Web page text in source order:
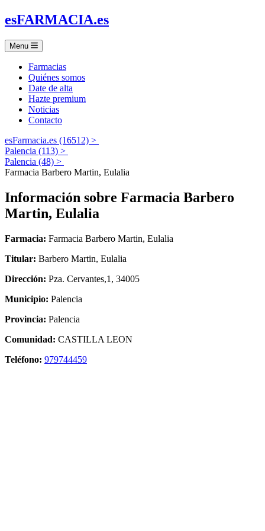
esFARMACIA.es
Menu
Farmacias
Quiénes somos
Date de alta
Hazte premium
Noticias
Contacto
esFarmacia.es (16512) >
Palencia (113) >
Palencia (48) >
Farmacia Barbero Martin, Eulalia
Información sobre Farmacia Barbero
Martin, Eulalia
Farmacia: Farmacia Barbero Martin, Eulalia
Titular: Barbero Martin, Eulalia
Dirección: Pza. Cervantes,1, 34005
Municipio: Palencia
Provincia: Palencia
Comunidad: CASTILLA LEON
Teléfono: 979744459